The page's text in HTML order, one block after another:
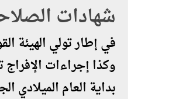
شهادات
في إطار تولي الهيئة
وكذا إجراءات الإفراج